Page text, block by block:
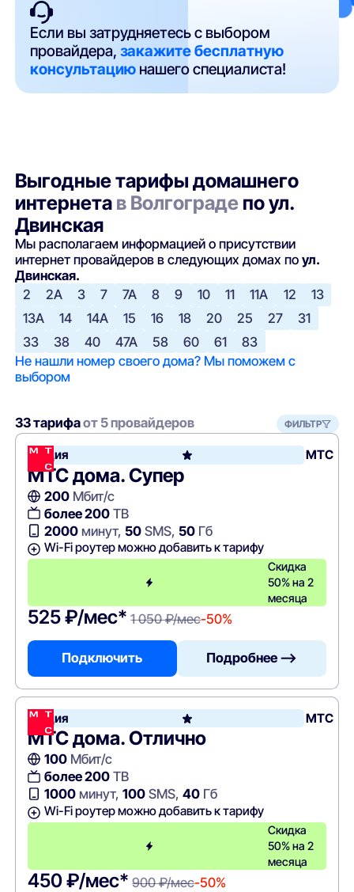
Если вы затрудняетесь с выбором
провайдера,закажите бесплатную
консультацию нашего специалиста!
Выгодные тарифы домашнего
интернета в Волгограде по ул.
Двинская
Мы располагаем информацией о присутствии
интернет провайдеров в следующих домах поул.
Двинская.
2
2А 3 7 7А 8 9 10 11 11А 12
13
13А
14 14А 15 16 18 20 25 27
31
33
38 40 47А 58 60 61
83
Не нашли номер своего дома? Мы поможем с
выбором
33 тарифаот 5 провайдеров ФИЛЬТР
Акция МТС
МТС дома. Супер
200Мбит/с
более 200ТВ
2000минут, 50SMS, 50Гб
Wi-Fi роутер можно добавить к тарифу
Скидка
50% на 2
месяца
525 ₽/мес* 1 050 ₽/мес-50%
Подключить Подробнее —>
Акция МТС
МТС дома. Отлично
100Мбит/с
более 200ТВ
1000минут, 100SMS, 40Гб
Wi-Fi роутер можно добавить к тарифу
Скидка
50% на 2
месяца
450 ₽/мес* 900 ₽/мес-50%